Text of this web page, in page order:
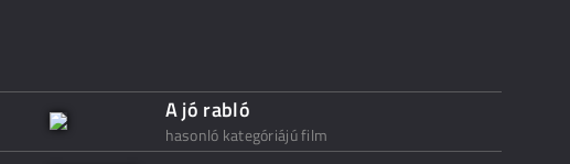
A jó rabló
hasonló kategóriájú film